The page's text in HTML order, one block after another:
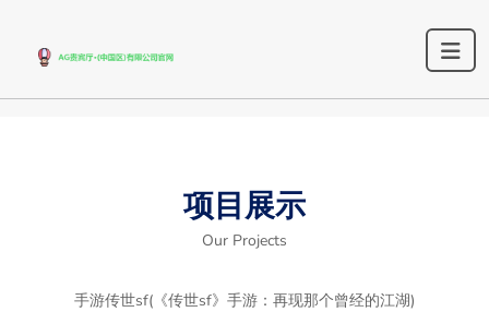
项目展示
Our Projects
手游传世sf(《传世sf》手游：再现那个曾经的江湖)